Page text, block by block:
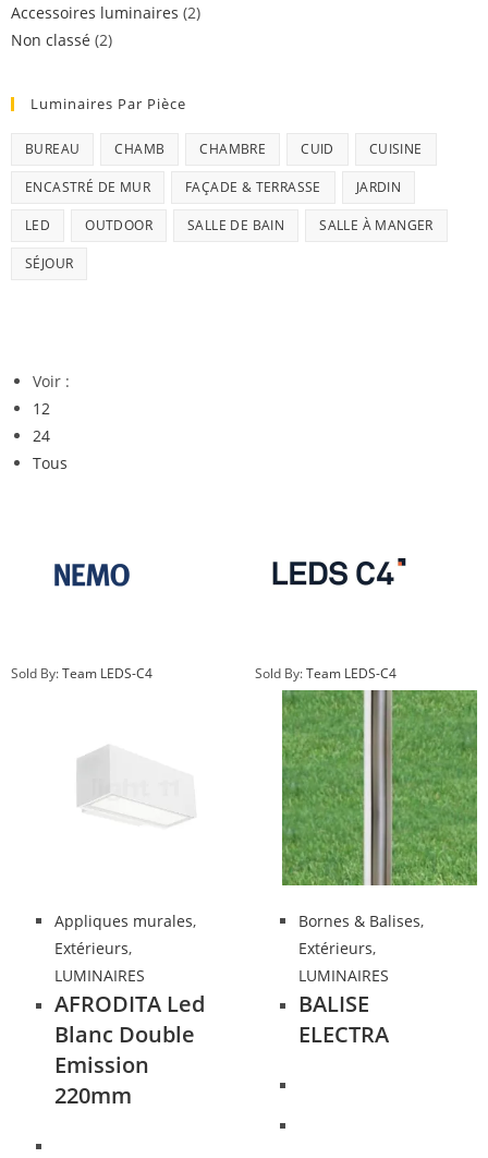
Accessoires luminaires (2)
Non classé (2)
Luminaires Par Pièce
BUREAU CHAMB CHAMBRE CUID CUISINE
ENCASTRÉ DE MUR FAÇADE & TERRASSE JARDIN
LED OUTDOOR SALLE DE BAIN SALLE À MANGER
SÉJOUR
Voir :
12
24
Tous
Sold By:Team LEDS-C4
Appliques murales,
Extérieurs,
LUMINAIRES
AFRODITA Led
Blanc Double
Emission
220mm
Sold By:Team LEDS-C4
Bornes & Balises,
Extérieurs,
LUMINAIRES
BALISE
ELECTRA